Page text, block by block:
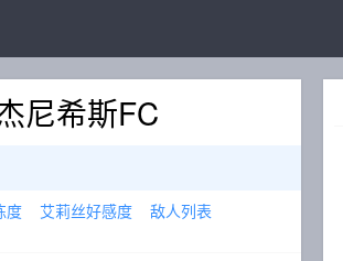
尼希斯FC
度 艾莉丝好感度
敌人列表